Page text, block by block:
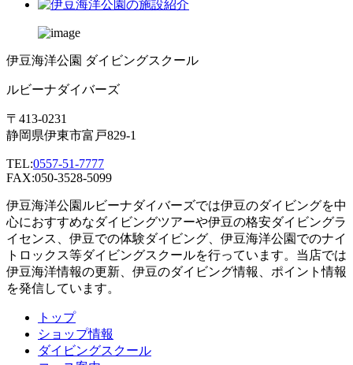
伊豆海洋公園 ダイビングスクール
ルビーナダイバーズ
〒413-0231
静岡県伊東市富戸829-1
TEL:0557-51-7777
FAX:050-3528-5099
伊豆海洋公園ルビーナダイバーズでは伊豆のダイビングを中
心におすすめなダイビングツアーや伊豆の格安ダイビングラ
イセンス、伊豆での体験ダイビング、伊豆海洋公園でのナイ
トロックス等ダイビングスクールを行っています。当店では
伊豆海洋情報の更新、伊豆のダイビング情報、ポイント情報
を発信しています。
トップ
ショップ情報
ダイビングスクール